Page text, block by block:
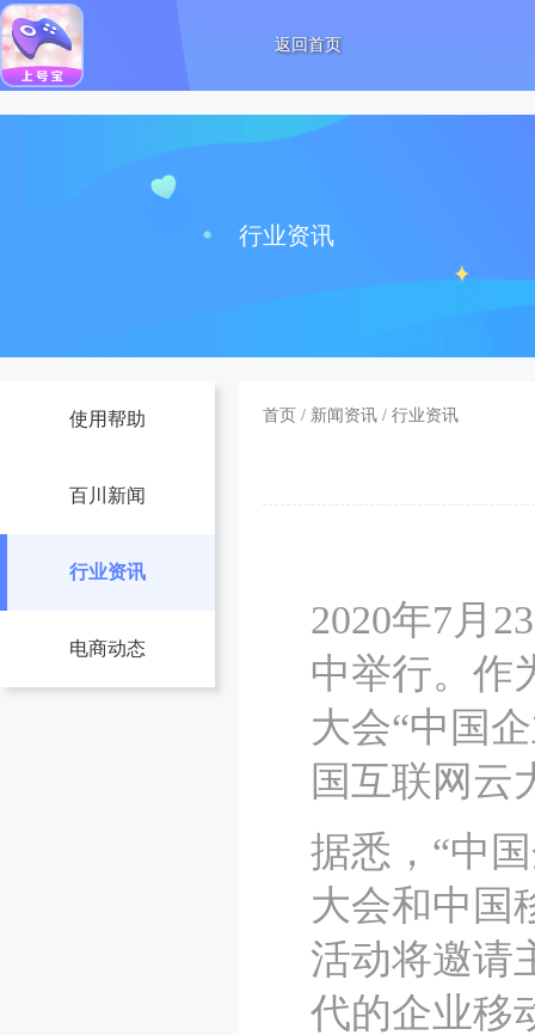
返回首页
行业资讯
使用帮助
百川新闻
行业资讯
电商动态
首页 / 新闻资讯 / 行业资讯
2020年7月
中举行。作
大会“中国
国互联网云
据悉，“中
大会和中国
活动将邀请
代的企业移